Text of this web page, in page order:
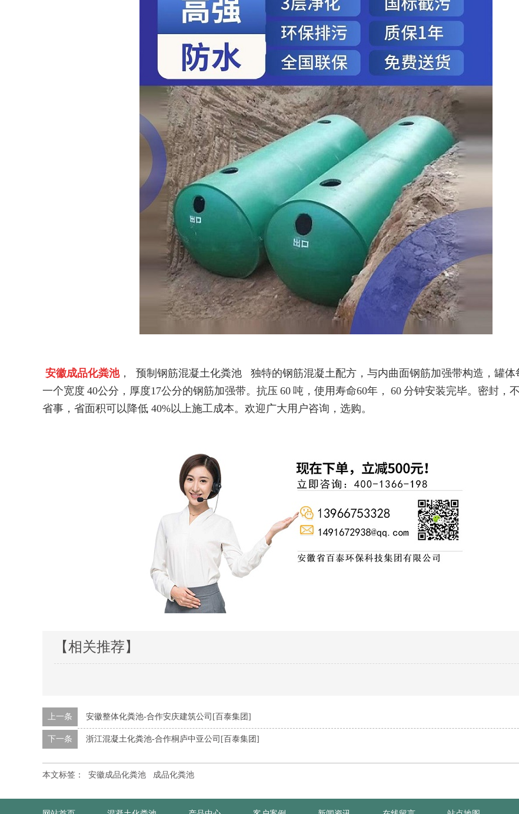
安徽成品化粪池， 预制钢筋混凝土化粪池 独特的钢筋混凝土配方，与内曲面钢筋加强带构造，罐体
一个宽度 40公分，厚度17公分的钢筋加强带。抗压 60 吨，使用寿命60年， 60 分钟安装完毕。密封，
省事，省面积可以降低 40%以上施工成本。欢迎广大用户咨询，选购。
【相关推荐】
上一条 安徽整体化粪池-合作安庆建筑公司[百泰集团]
下一条 浙江混凝土化粪池-合作桐庐中亚公司[百泰集团]
本文标签： 安徽成品化粪池 成品化粪池